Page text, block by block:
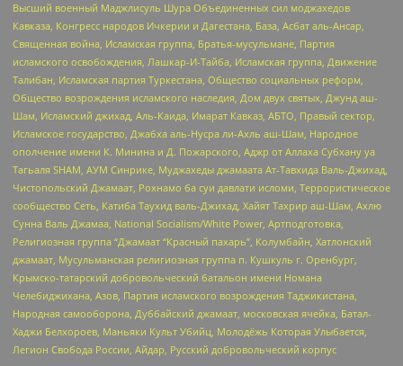
Высший военный Маджлисуль Шура Объединенных сил моджахедов
Кавказа, Конгресс народов Ичкерии и Дагестана, База, Асбат аль-Ансар,
Священная война, Исламская группа, Братья-мусульмане, Партия
исламского освобождения, Лашкар-И-Тайба, Исламская группа, Движение
Талибан, Исламская партия Туркестана, Общество социальных реформ,
Общество возрождения исламского наследия, Дом двух святых, Джунд аш-
Шам, Исламский джихад, Аль-Каида, Имарат Кавказ, АБТО, Правый сектор,
Исламское государство, Джабха аль-Нусра ли-Ахль аш-Шам, Народное
ополчение имени К. Минина и Д. Пожарского, Аджр от Аллаха Субхану уа
Тагьаля SHAM, АУМ Синрике, Муджахеды джамаата Ат-Тавхида Валь-Джихад,
Чистопольский Джамаат, Рохнамо ба суи давлати исломи, Террористическое
сообщество Сеть, Катиба Таухид валь-Джихад, Хайят Тахрир аш-Шам, Ахлю
Сунна Валь Джамаа, National Socialism/White Power, Артподготовка,
Религиозная группа “Джамаат “Красный пахарь”, Колумбайн, Хатлонский
джамаат, Мусульманская религиозная группа п. Кушкуль г. Оренбург,
Крымско-татарский добровольческий батальон имени Номана
Челебиджихана, Азов, Партия исламского возрождения Таджикистана,
Народная самооборона, Дуббайский джамаат, московская ячейка, Батал-
Хаджи Белхороев, Маньяки Культ Убийц, Молодёжь Которая Улыбается,
Легион Свобода России, Айдар, Русский добровольческий корпус